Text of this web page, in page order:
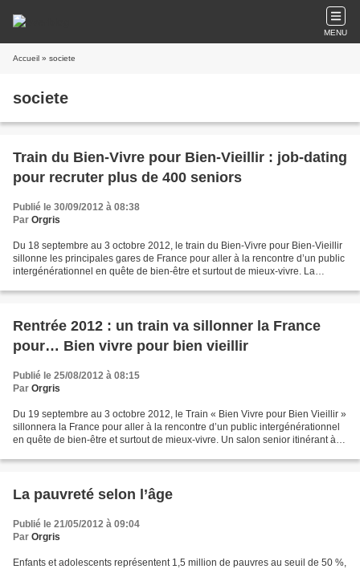
MENU
Accueil » societe
societe
Train du Bien-Vivre pour Bien-Vieillir : job-dating
pour recruter plus de 400 seniors
Publié le 30/09/2012 à 08:38
Par Orgris
Du 18 septembre au 3 octobre 2012, le train du Bien-Vivre pour Bien-Vieillir
sillonne les principales gares de France pour aller à la rencontre d’un public
intergénérationnel en quête de bien-être et surtout de mieux-vivre. La
Rentrée 2012 : un train va sillonner la France
pour… Bien vivre pour bien vieillir
Publié le 25/08/2012 à 08:15
Par Orgris
Du 19 septembre au 3 octobre 2012, le Train « Bien Vivre pour Bien Vieillir »
sillonnera la France pour aller à la rencontre d’un public intergénérationnel
en quête de bien-être et surtout de mieux-vivre. Un salon senior itinérant à
La pauvreté selon l’âge
Publié le 21/05/2012 à 09:04
Par Orgris
Enfants et adolescents représentent 1,5 million de pauvres au seuil de 50 %,